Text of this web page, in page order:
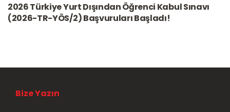
2026 Türkiye Yurt Dışından Öğrenci Kabul Sınavı
(2026-TR-YÖS/2) Başvuruları Başladı!
Bize Yazın